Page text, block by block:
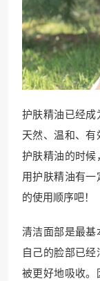
护肤精油已经
天然、温和、
护肤精油的时
用护肤精油有
的使用顺序吧！
清洁面部是最
自己的脸部已
被更好地吸收